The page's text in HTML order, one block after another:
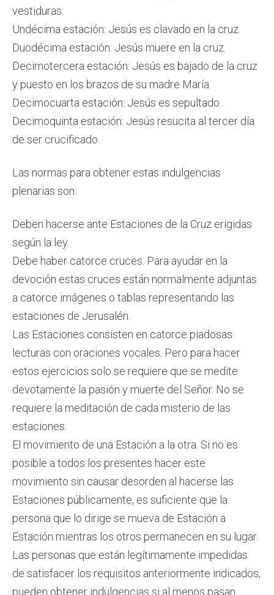
vestiduras.
Undécima estación: Jesús es clavado en la cruz.
Duodécima estación: Jesús muere en la cruz.
Decimotercera estación: Jesús es bajado de la cruz
y puesto en los brazos de su madre María.
Decimocuarta estación: Jesús es sepultado.
Decimoquinta estación: Jesús resucita al tercer día
de ser crucificado.
Las normas para obtener estas indulgencias
plenarias son:
Deben hacerse ante Estaciones de la Cruz erigidas
según la ley.
Debe haber catorce cruces. Para ayudar en la
devoción estas cruces están normalmente adjuntas
a catorce imágenes o tablas representando las
estaciones de Jerusalén.
Las Estaciones consisten en catorce piadosas
lecturas con oraciones vocales. Pero para hacer
estos ejercicios solo se requiere que se medite
devotamente la pasión y muerte del Señor. No se
requiere la meditación de cada misterio de las
estaciones.
El movimiento de una Estación a la otra. Si no es
posible a todos los presentes hacer este
movimiento sin causar desorden al hacerse las
Estaciones públicamente, es suficiente que la
persona que lo dirige se mueva de Estación a
Estación mientras los otros permanecen en su lugar.
Las personas que están legítimamente impedidas
de satisfacer los requisitos anteriormente indicados,
pueden obtener indulgencias si al menos pasan